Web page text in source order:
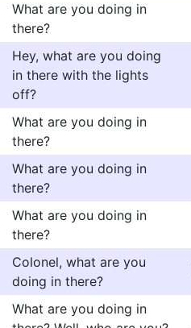
What are you doing in
there?
Hey, what are you doing
in there with the lights
off?
What are you doing in
there?
What are you doing in
there?
What are you doing in
there?
Colonel, what are you
doing in there?
What are you doing in